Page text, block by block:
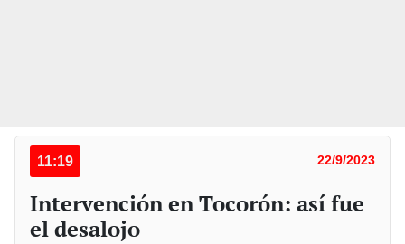
11:19 22/9/2023
Intervención en Tocorón: así fue
el desalojo